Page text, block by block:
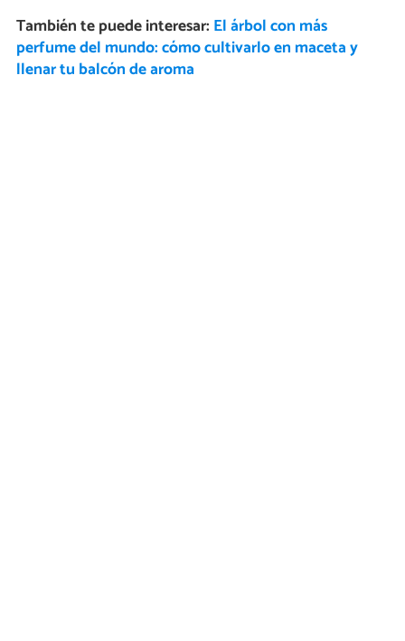
También te puede interesar: El árbol con más
perfume del mundo: cómo cultivarlo en maceta y
llenar tu balcón de aroma